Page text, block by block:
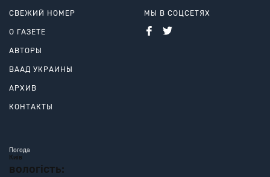
СВЕЖИЙ НОМЕР
О ГАЗЕТЕ
АВТОРЫ
ВААД УКРАИНЫ
АРХИВ
КОНТАКТЫ
МЫ В СОЦСЕТЯХ
Погода
Київ
вологість: